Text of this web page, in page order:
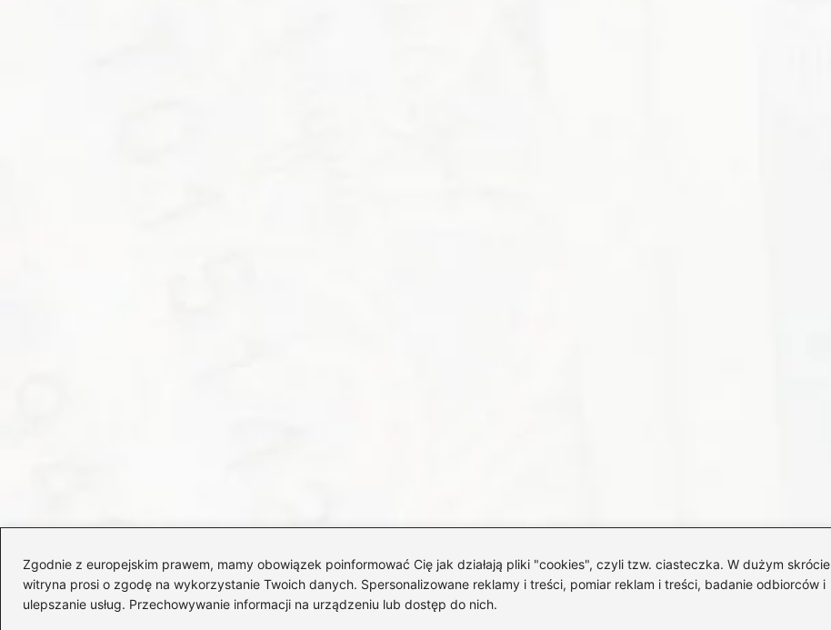
Zgodnie z europejskim prawem, mamy obowiązek poinformować Cię jak działają pliki "cookies", czyli tzw. ciasteczka. W dużym skrócie
witryna prosi o zgodę na wykorzystanie Twoich danych. Spersonalizowane reklamy i treści, pomiar reklam i treści, badanie odbiorców i
ulepszanie usług. Przechowywanie informacji na urządzeniu lub dostęp do nich.